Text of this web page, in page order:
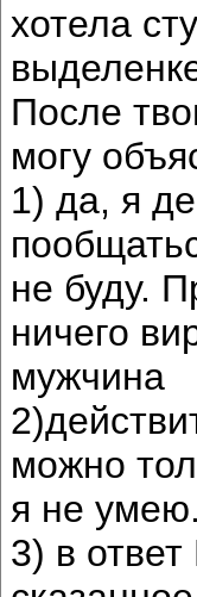
хотела
После
могу
1) да, я
не буду.
ничего
мужчина
можно
я не
3) в